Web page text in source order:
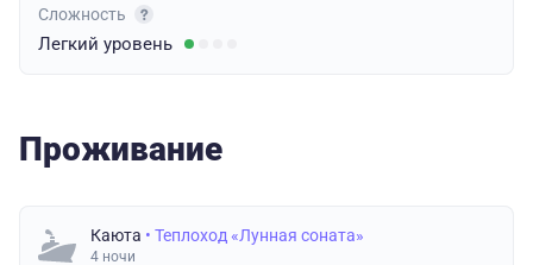
Сложность
Легкий уровень
Проживание
Каюта • Теплоход «Лунная соната»
4 ночи